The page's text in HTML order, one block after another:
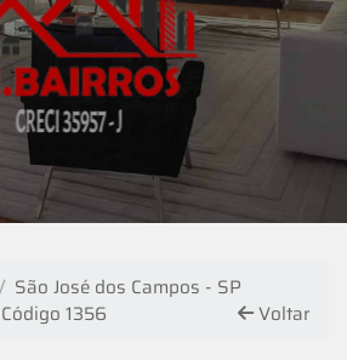
São José dos Campos - SP
Código 1356 Voltar